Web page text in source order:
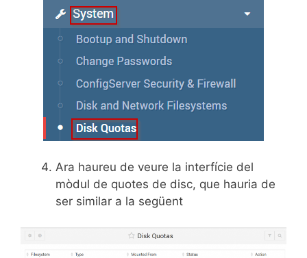
Ara haureu de veure la interfície del
mòdul de quotes de disc, que hauria de
ser similar a la següent